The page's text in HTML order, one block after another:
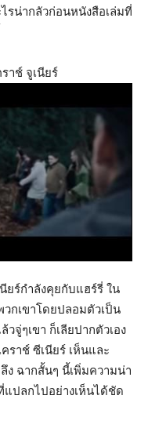
รน่ากลัวก่อนหนังสือเล่มที่
าช์ จูเนียร์
ยร์กำลังคุยกับแฮร์รี่ ใน
วกเขาโดยปลอมตัวเป็น
วจู่ๆเขา ก็เลียปากตัวเอง
ราช์ ซีเนียร์ เห็นและ
ง ฉากสั้นๆ นี้เพิ่มความน่า
แปลกไปอย่างเห็นได้ชัด